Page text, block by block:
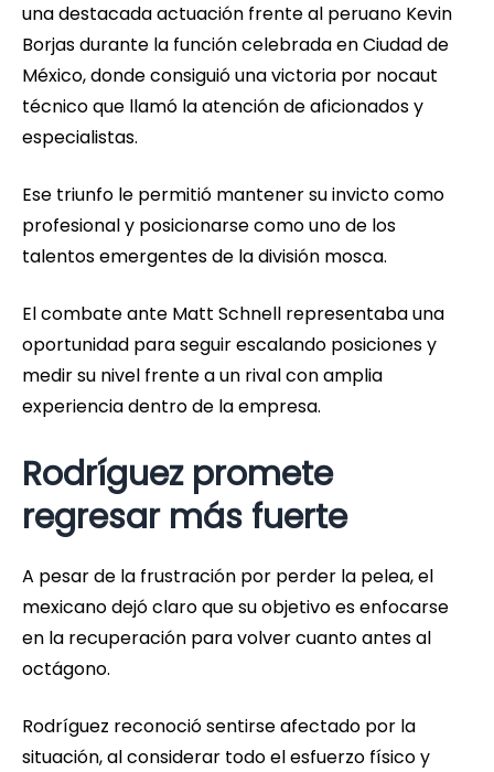
una destacada actuación frente al peruano Kevin
Borjas durante la función celebrada en Ciudad de
México, donde consiguió una victoria por nocaut
técnico que llamó la atención de aficionados y
especialistas.
Ese triunfo le permitió mantener su invicto como
profesional y posicionarse como uno de los
talentos emergentes de la división mosca.
El combate ante Matt Schnell representaba una
oportunidad para seguir escalando posiciones y
medir su nivel frente a un rival con amplia
experiencia dentro de la empresa.
Rodríguez promete
regresar más fuerte
A pesar de la frustración por perder la pelea, el
mexicano dejó claro que su objetivo es enfocarse
en la recuperación para volver cuanto antes al
octágono.
Rodríguez reconoció sentirse afectado por la
situación, al considerar todo el esfuerzo físico y